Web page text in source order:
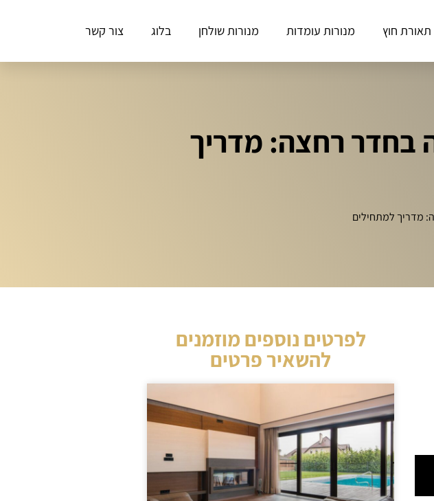
תאורת חוץ מנורות עומדות מנורות שולחן בלוג צור קשר
בחדר רחצה: מדריך
מדריך למתחילים
לפרטים נוספים מוזמנים
להשאיר פרטים